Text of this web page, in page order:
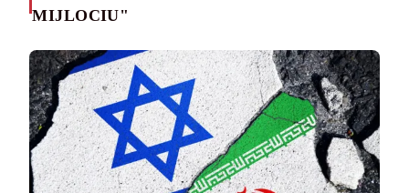
MIJLOCIU"